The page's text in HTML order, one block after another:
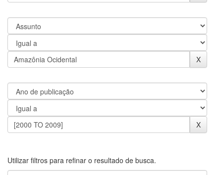
Utilizar filtros para refinar o resultado de busca.